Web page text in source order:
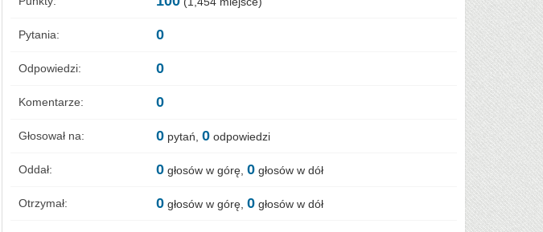
Pytania: 0
Odpowiedzi: 0
Komentarze: 0
Głosował na: 0 pytań, 0 odpowiedzi
Oddał: 0 głosów w górę, 0 głosów w dół
Otrzymał: 0 głosów w górę, 0 głosów w dół